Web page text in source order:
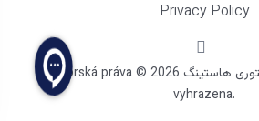
Autorská práva © 2026 استوری هاستینگ. Všechna práva
vyhrazena.
Privacy Policy